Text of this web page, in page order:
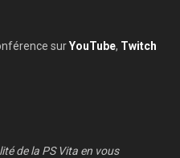
surYouTube, Twitch
de la PS Vita en vous